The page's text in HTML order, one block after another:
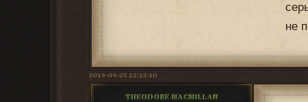
не
2019-09-25 22:23:10
THEODORE MACMILLAN